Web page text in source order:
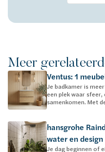
Meer
Ventus: 1
Je badkamer is
een plek waar
samenkomen. Met
hansgrohe
water en design
Je dag beginnen of